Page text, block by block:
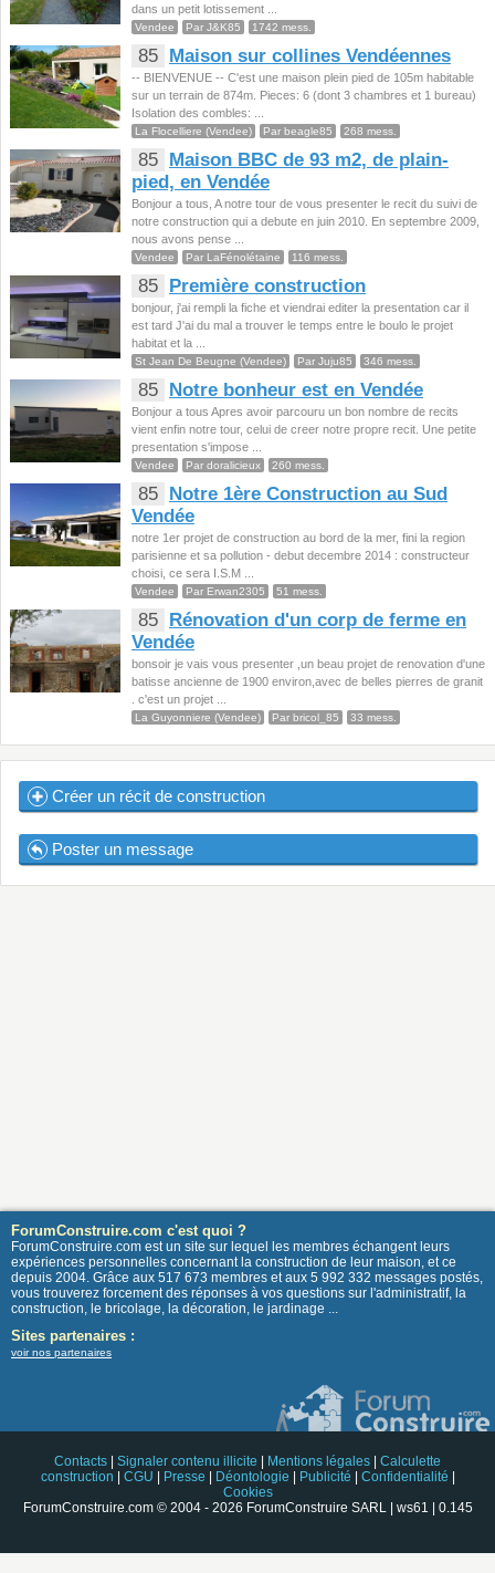
dans un petit lotissement ...
Vendee Par J&K85 1742 mess.
85 Maison sur collines Vendéennes
-- BIENVENUE -- C'est une maison plein pied de 105m habitable
sur un terrain de 874m. Pieces: 6 (dont 3 chambres et 1 bureau)
Isolation des combles: ...
La Flocelliere (Vendee) Par beagle85 268 mess.
85
Maison BBC de 93 m2, de plain-
pied, en Vendée
Bonjour a tous, A notre tour de vous presenter le recit du suivi de
notre construction qui a debute en juin 2010. En septembre 2009,
nous avons pense ...
Vendee Par LaFénolétaine 116 mess.
85 Première construction
bonjour, j'ai rempli la fiche et viendrai editer la presentation car il
est tard J'ai du mal a trouver le temps entre le boulo le projet
habitat et la ...
St Jean De Beugne (Vendee) Par Juju85 346 mess.
85 Notre bonheur est en Vendée
Bonjour a tous Apres avoir parcouru un bon nombre de recits
vient enfin notre tour, celui de creer notre propre recit. Une petite
presentation s'impose ...
Vendee Par doralicieux 260 mess.
85
Notre 1ère Construction au Sud
Vendée
notre 1er projet de construction au bord de la mer, fini la region
parisienne et sa pollution - debut decembre 2014 : constructeur
choisi, ce sera I.S.M ...
Vendee Par Erwan2305 51 mess.
85
Rénovation d'un corp de ferme en
Vendée
bonsoir je vais vous presenter ,un beau projet de renovation d'une
batisse ancienne de 1900 environ,avec de belles pierres de granit
. c'est un projet ...
La Guyonniere (Vendee) Par bricol_85 33 mess.
Créer un récit de construction
Poster un message
ForumConstruire.com c'est quoi ?
ForumConstruire.com est un site sur lequel les membres échangent leurs
expériences personnelles concernant la construction de leur maison, et ce
depuis 2004. Grâce aux 517 673 membres et aux 5 992 332 messages postés,
vous trouverez forcement des réponses à vos questions sur l'administratif, la
construction, le bricolage, la décoration, le jardinage ...
Sites partenaires :
voir nos partenaires
Contacts Signaler contenu illicite Mentions légales
Calculette
construction
CGU Presse Déontologie Publicité Confidentialité
Cookies
ForumConstruire.com © 2004 - 2026 ForumConstruire SARL | ws61 | 0.145